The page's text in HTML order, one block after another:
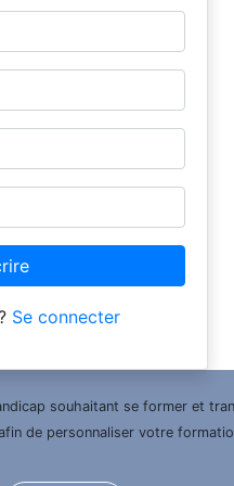
Se connecter
souhaitant se former et
de personnaliser votre